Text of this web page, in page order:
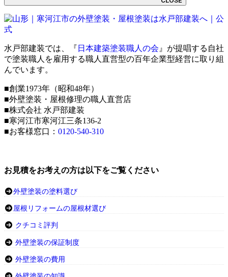
水戸部建装では、『 日本建築塗装職人の会 』が提唱する自社
で塗装職人を雇用する職人直営型の百年企業型経営に取り組
んでいます。
■創業1973年（昭和48年）
■外壁塗装・屋根修理の職人直営店
■株式会社 水戸部建装
■寒河江市寒河江三条136-2
■お客様窓口： 0120-540-310
お見積をお考えの方は以下をご覧ください
外壁塗装の塗料選び
屋根リフォームの屋根材選び
クチコミ評判
外壁塗装の保証制度
外壁塗装の費用